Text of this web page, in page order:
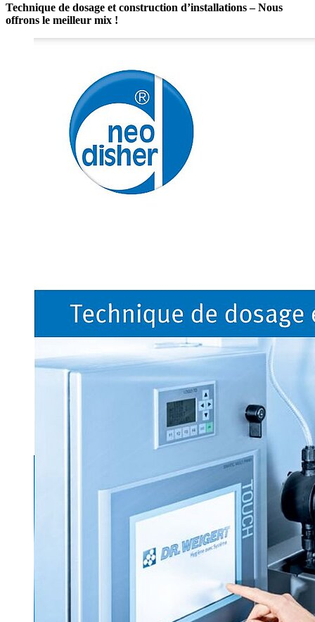
Technique de dosage et construction d’installations – Nous
offrons le meilleur mix !